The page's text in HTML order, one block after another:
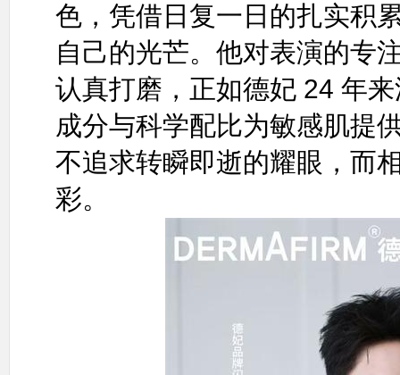
色，凭借日复一日的扎实积
自己的光芒。他对表演的专
认真打磨，正如德妃 24 年
成分与科学配比为敏感肌
不追求转瞬即逝的耀眼，而
彩。